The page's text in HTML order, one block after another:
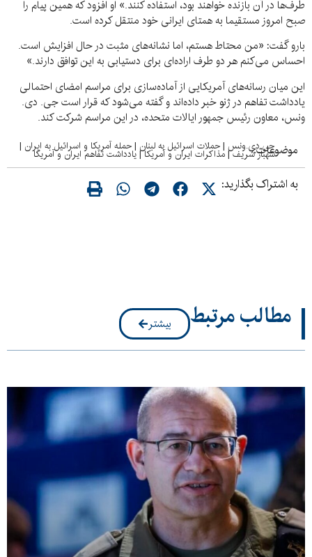
طرف‌ها در آن بازنده خواهند بود، استفاده کنند.» او افزود که همین پیام را
صبح امروز مستقیما به همتای ایرانی خود منتقل کرده است.
بارو گفت: «من محتاط هستم، اما نشانه‌های مثبت در حال افزایش است.
احساس می‌کنم هر دو طرف اراده‌ای برای دستیابی به این توافق دارند.»
این میان رسانه‌های آمریکایی از آماده‌سازی‌ برای مراسم امضای احتمالی
یادداشت تفاهم در ژنو خبر داده‌اند و گفته می‌شود که قرار است جی. دی.
ونس، معاون رئیس جمهور ایالات متحده، در این مراسم شرکت کند.
موضوعات:جی.دی.ونس |حملات اسرائیل به لبنان |حمله آمریکا و اسرائیل به ایران |
شهباز شریف|مذاکرات ایران و آمریکا|یادداشت تفاهم ایران و آمریکا
به اشتراک بگذارید:
مطالب مرتبط بیشتر